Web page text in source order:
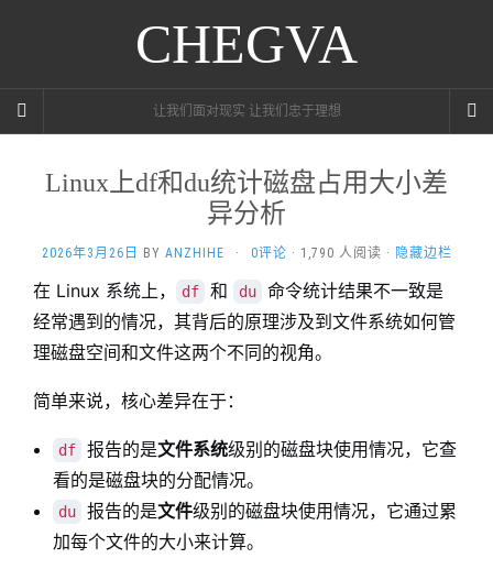
CHEGVA
让我们面对现实 让我们忠于理想
Linux上df和du统计磁盘占用大小差
异分析
2026年3月26日 BY ANZHIHE · 0评论 · 1,790 人阅读 · 隐藏边栏
在 Linux 系统上， df 和 du
命令统计结果不一致是
经常遇到的情况，其背后的原理涉及到文件系统如何管
理磁盘空间和文件这两个不同的视角。
简单来说，核心差异在于：
df 报告的是文件系统级别的磁盘块使用情况，它查
看的是磁盘块的分配情况。
du 报告的是文件级别的磁盘块使用情况，它通过累
加每个文件的大小来计算。